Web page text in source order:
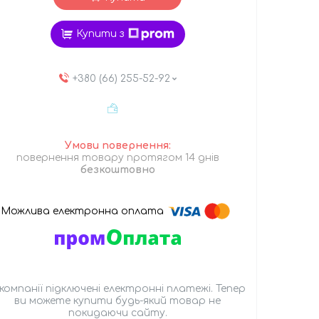
Купити з
+380 (66) 255-52-92
повернення товару протягом 14 днів
безкоштовно
підключені електронні платежі. Тепер
ви можете купити будь-який товар не
покидаючи сайту.